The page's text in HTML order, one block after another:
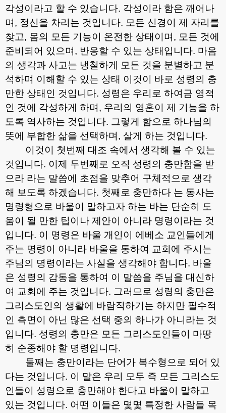
각성이라고 할 수 있습니다. 각성이라 함은 깨어나
며 , 정신을 차리는 것입니다. 모든 신경이 제 자리를
찾고, 몸의 모든 기능이 온전한 상태이며 , 모든 것에
준비되어 있으며 , 반응할 수 있는 상태입니다. 마음
의 생각과 사고는 냉철하게 모든 것을 분별하고 분
석하며 이해할 수 있는 상태 이것이 바로 성령의 충
만한 상태인 것입니다. 성령은 우리로 하여금 영적
인 것에 각성하게 하며 , 우리의 영혼이 제 기능을 하
도록 역사하는 것입니다. 그렇게 함으로 하나님의
뜻에 부합한 삶을 선택하며 , 살게 하는 것입니다.
이것이 첫번째 대조 속에서 생각해 볼 수 있는
것입니다. 이제 두번째로 오직 성령의 충만함을 받
으라 라는 말씀에 초점을 맞추어 구체적으로 생각
해 보도록 하겠습니다. 첫째로 충만하다 는 동사는
명령형으로 바울이 말하고자 하는 바는 단순히 도
움이 될 만한 팁이나 제안이 아니라 명령이라는 것
입니다. 이 명령은 바울 개인이 에베소 교인들에게
주는 명령이 아니라 바울을 통하여 교회에 주시는
주님의 명령이라는 사실을 생각해야 합니다. 바울
은 성령의 감동을 통하여 이 말씀을 주님을 대신하
여 교회에 주는 것입니다. 그러므로 성령의 충만은
그리스도인의 생활에 바람직하기는 하지만 필수적
인 측면이 아닌 많은 선택 중의 하나가 아니라는 것
입니다. 성령의 충만은 모든 그리스도인들이 마땅
히 순종해야 할 명령입니다.
둘째는 충만이라는 단어가 복수형으로 되어 있
다는 것입니다. 이 말은 우리 모두 즉 모든 그리스도
인들이 성령으로 충만해야 한다고 바울이 말하고
있는 것입니다. 어떤 이들은 몇몇 특정한 사람들 목